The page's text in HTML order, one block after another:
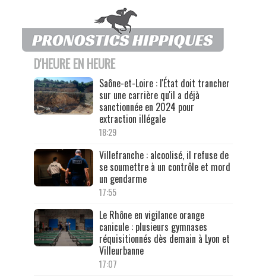
D'HEURE EN HEURE
Saône-et-Loire : l'État doit trancher
sur une carrière qu'il a déjà
sanctionnée en 2024 pour
extraction illégale
18:29
Villefranche : alcoolisé, il refuse de
se soumettre à un contrôle et mord
un gendarme
17:55
Le Rhône en vigilance orange
canicule : plusieurs gymnases
réquisitionnés dès demain à Lyon et
Villeurbanne
17:07